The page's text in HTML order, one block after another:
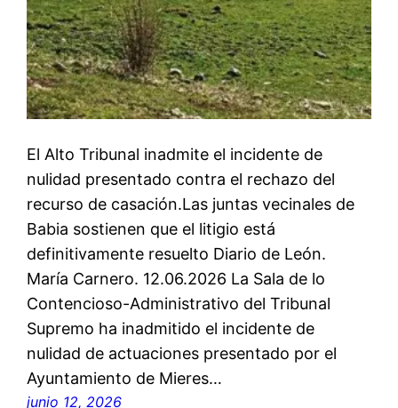
El Alto Tribunal inadmite el incidente de
nulidad presentado contra el rechazo del
recurso de casación.Las juntas vecinales de
Babia sostienen que el litigio está
definitivamente resuelto Diario de León.
María Carnero. 12.06.2026 La Sala de lo
Contencioso-Administrativo del Tribunal
Supremo ha inadmitido el incidente de
nulidad de actuaciones presentado por el
Ayuntamiento de Mieres…
junio 12, 2026